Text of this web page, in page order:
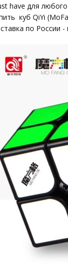
have для любого
куб QiYi
по России -